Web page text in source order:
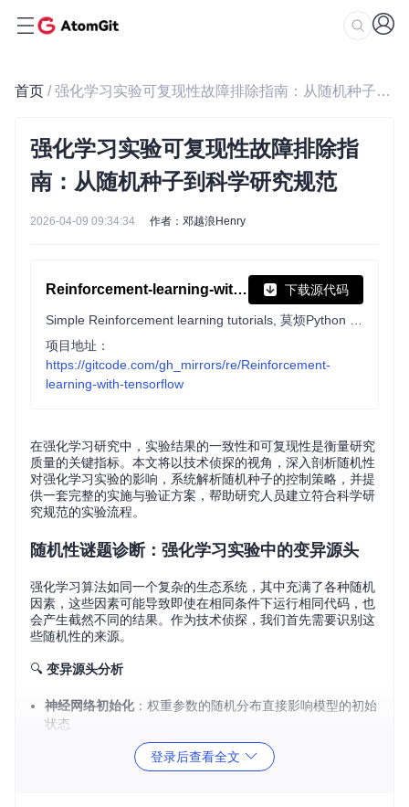
首页 / 强化学习实验可复现性故障排除指南：从随机种子到科学研究规范
强化学习实验可复现性故障排除指
南：从随机种子到科学研究规范
2026-04-09 09:34:34 作者：邓越浪Henry
Reinforcement-learning-with-tensorflow 下载源代码
项目地址：
https://gitcode.com/gh_mirrors/re/Reinforcement-
learning-with-tensorflow
在强化学习研究中，实验结果的一致性和可复现性是衡量研究
质量的关键指标。本文将以技术侦探的视角，深入剖析随机性
对强化学习实验的影响，系统解析随机种子的控制策略，并提
供一套完整的实施与验证方案，帮助研究人员建立符合科学研
究规范的实验流程。
随机性谜题诊断：强化学习实验中的变异源头
强化学习算法如同一个复杂的生态系统，其中充满了各种随机
因素，这些因素可能导致即使在相同条件下运行相同代码，也
会产生截然不同的结果。作为技术侦探，我们首先需要识别这
些随机性的来源。
🔍 变异源头分析
神经网络初始化：权重参数的随机分布直接影响模型的初始
状态
：样本的随机采样过程导致训练数据顺序的不
登录后查看全文